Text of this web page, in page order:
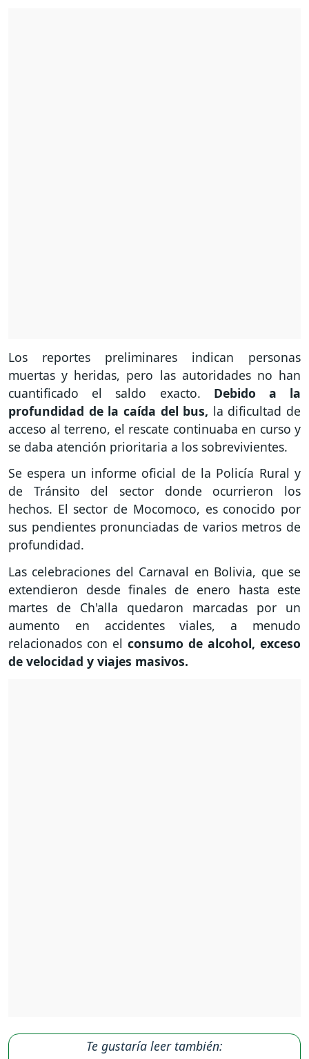
Los reportes preliminares indican personas
muertas y heridas, pero las autoridades no han
cuantificado el saldo exacto. Debido a la
profundidad de la caída del bus, la dificultad de
acceso al terreno, el rescate continuaba en curso y
se daba atención prioritaria a los sobrevivientes.
Se espera un informe oficial de la Policía Rural y
de Tránsito del sector donde ocurrieron los
hechos. El sector de Mocomoco, es conocido por
sus pendientes pronunciadas de varios metros de
profundidad.
Las celebraciones del Carnaval en Bolivia, que se
extendieron desde finales de enero hasta este
martes de Ch'alla quedaron marcadas por un
aumento en accidentes viales, a menudo
relacionados con el consumo de alcohol, exceso
de velocidad y viajes masivos.
Te gustaría leer también: